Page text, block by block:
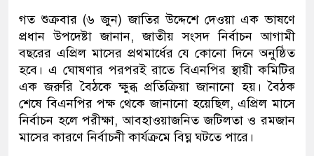
গত শুক্রবার (৬ জুন) জাতির উদ্দেশে দেওয়া এক ভাষণে
প্রধান উপদেষ্টা জানান, জাতীয় সংসদ নির্বাচন আগামী
বছরের এপ্রিল মাসের প্রথমার্ধের যে কোনো দিনে অনুষ্ঠিত
হবে। এ ঘোষণার পরপরই রাতে বিএনপির স্থায়ী কমিটির
এক জরুরি বৈঠকে ক্ষুব্ধ প্রতিক্রিয়া জানানো হয়। বৈঠক
শেষে বিএনপির পক্ষ থেকে জানানো হয়েছিল, এপ্রিল মাসে
নির্বাচন হলে পরীক্ষা, আবহাওয়াজনিত জটিলতা ও রমজান
মাসের কারণে নির্বাচনী কার্যক্রমে বিঘ্ন ঘটতে পারে।